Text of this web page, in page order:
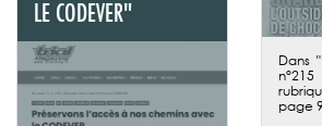
Dans
page
LE CODEVER"